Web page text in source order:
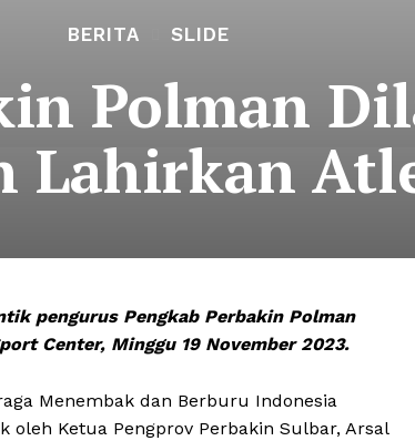
BERITA SLIDE
Polman
Lahirkan
pengurus Pengkab Perbakin Polman
Center, Minggu 19 November 2023.
Menembak dan Berburu Indonesia
oleh Ketua Pengprov Perbakin Sulbar, Arsal